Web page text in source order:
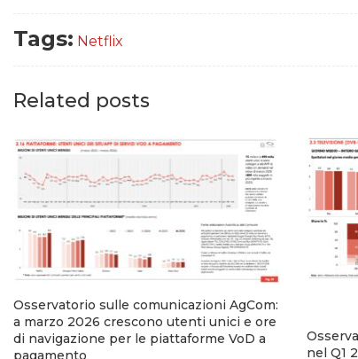
Tags: Netflix
Related posts
Osservatorio sulle comunicazioni AgCom:
a marzo 2026 crescono utenti unici e ore
di navigazione per le piattaforme VoD a
pagamento
nel Q1